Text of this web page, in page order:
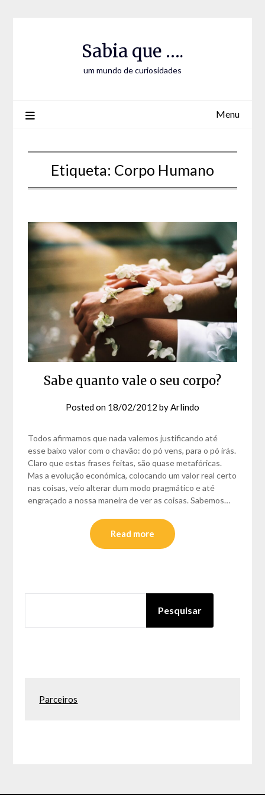
Sabia que ….
um mundo de curiosidades
Menu
Etiqueta: Corpo Humano
Sabe quanto vale o seu corpo?
Posted on 18/02/2012 byArlindo
Todos afirmamos que nada valemos justificando até
esse baixo valor com o chavão: do pó vens, para o pó irás.
Claro que estas frases feitas, são quase metafóricas.
Mas a evolução económica, colocando um valor real certo
nas coisas, veio alterar dum modo pragmático e até
engraçado a nossa maneira de ver as coisas. Sabemos…
Read more
Pesquisar
Parceiros